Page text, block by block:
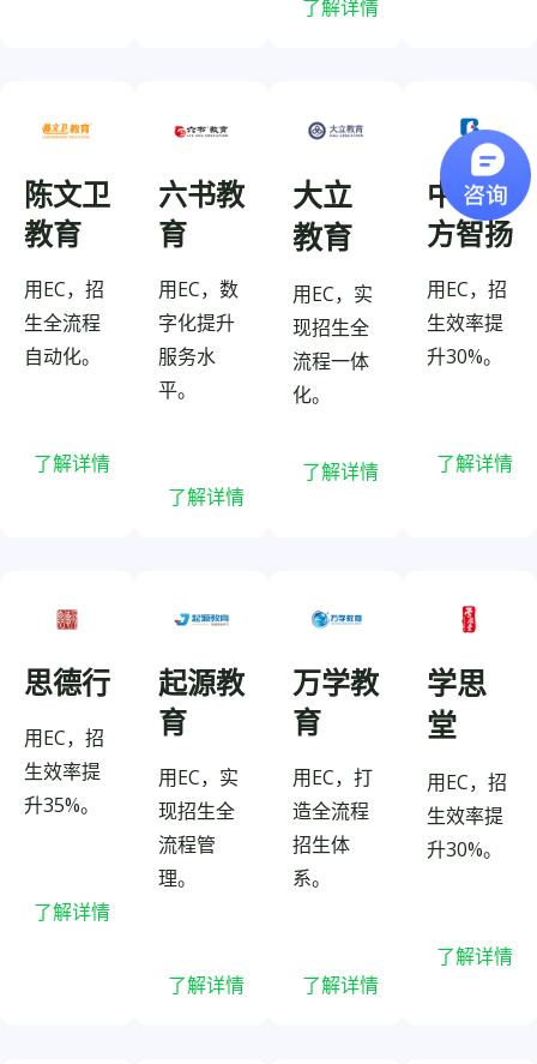
了解详情
陈文卫
教育
用EC，招
生全流程
自动化。
了解详情
六书教
育
用EC，数
字化提升
服务水
平。
了解详情
大立
教育
用EC，实
现招生全
流程一体
化。
了解详情
中职北
方智扬
用EC，招
生效率提
升30%。
了解详情
思德行
用EC，招
生效率提
升35%。
了解详情
起源教
育
用EC，实
现招生全
流程管
理。
了解详情
万学教
育
用EC，打
造全流程
招生体
系。
了解详情
学思
堂
用EC，招
生效率提
升30%。
了解详情